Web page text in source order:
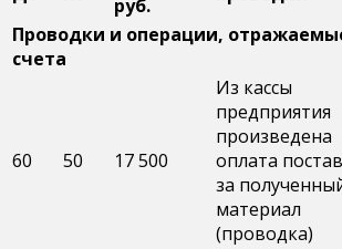
руб.
Проводки и операции,
счета
60 50 17 500
Из кассы
предприятия
произведена
оплата
за
материал
(проводка)